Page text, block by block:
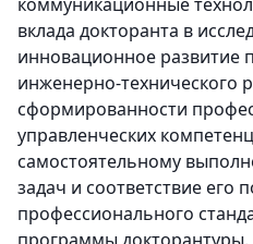
вклада докторанта в
инновационное развитие
инженерно-технического
сформированности
управленческих
самостоятельному
задач и соответствие его
профессионального